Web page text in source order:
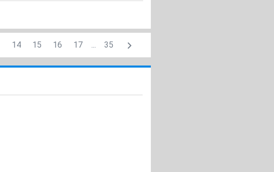
14 15 16 17 ... 35